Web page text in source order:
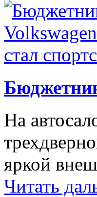
На
яркой
Читать